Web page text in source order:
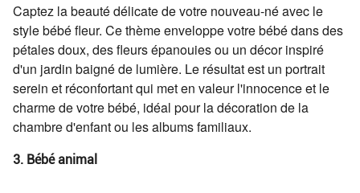
Captez la beauté délicate de votre nouveau-né avec le
style bébé fleur. Ce thème enveloppe votre bébé dans des
pétales doux, des fleurs épanouies ou un décor inspiré
d'un jardin baigné de lumière. Le résultat est un portrait
serein et réconfortant qui met en valeur l'innocence et le
charme de votre bébé, idéal pour la décoration de la
chambre d'enfant ou les albums familiaux.
3. Bébé animal